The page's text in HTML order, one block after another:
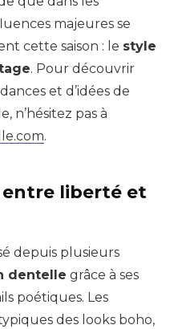
majeures se
cette saison : le style
. Pour découvrir
et d’idées de
n’hésitez pas à
.
entre liberté et
depuis plusieurs
dentelle grâce à ses
poétiques. Les
des looks boho,